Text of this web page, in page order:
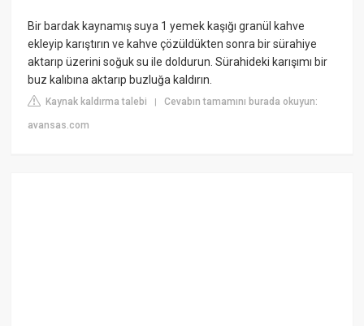
Bir bardak kaynamış suya 1 yemek kaşığı granül kahve
ekleyip karıştırın ve kahve çözüldükten sonra bir sürahiye
aktarıp üzerini soğuk su ile doldurun. Sürahideki karışımı bir
buz kalıbına aktarıp buzluğa kaldırın.
Kaynak kaldırma talebi |Cevabın tamamını burada okuyun:
avansas.com